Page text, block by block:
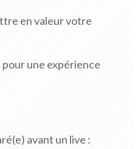
en valeur votre
une expérience
avant un live :